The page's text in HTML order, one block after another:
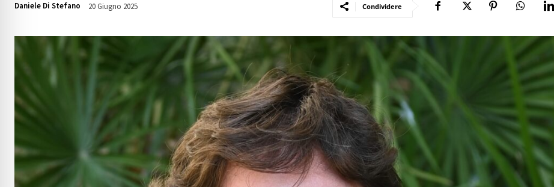
Daniele Di Stefano 20 Giugno 2025 Condividere